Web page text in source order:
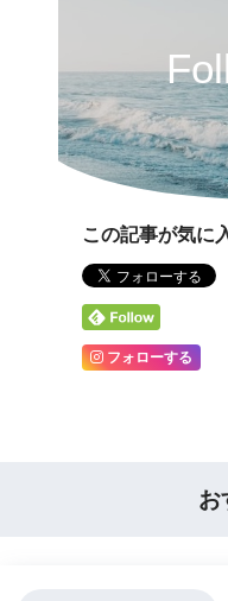
この記事が気に
フォローする
お